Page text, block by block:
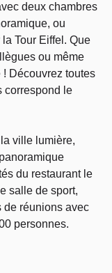
deux chambres
ou
Tour Eiffel. Que
ou même
Découvrez toutes
correspond le
ville lumière,
du restaurant le
salle de sport,
de réunions avec
personnes.